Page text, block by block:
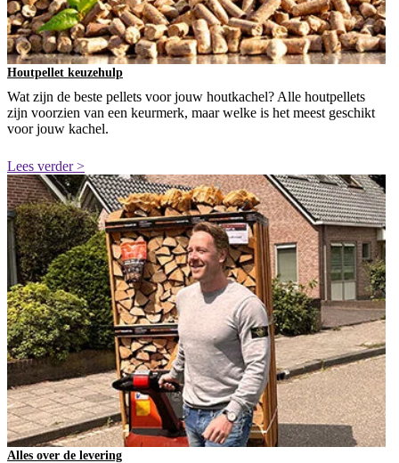
Houtpellet keuzehulp
Wat zijn de beste pellets voor jouw houtkachel? Alle houtpellets
zijn voorzien van een keurmerk, maar welke is het meest geschikt
voor jouw kachel.
Lees verder >
Alles over de levering